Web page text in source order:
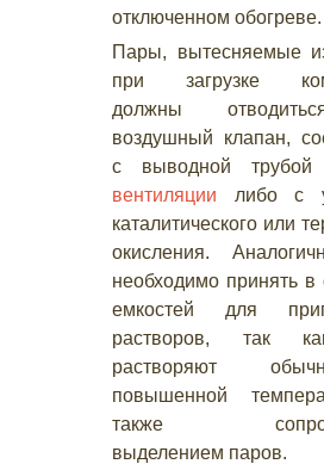
отключенном обогреве.
Пары, вытесняемые
при загрузке
должны
воздушный клапан,
с выводной трубой
вентиляции либо с
каталитического или
окисления.
необходимо принять в
емкостей для
растворов, так
растворяют
повышенной
также
выделением паров.